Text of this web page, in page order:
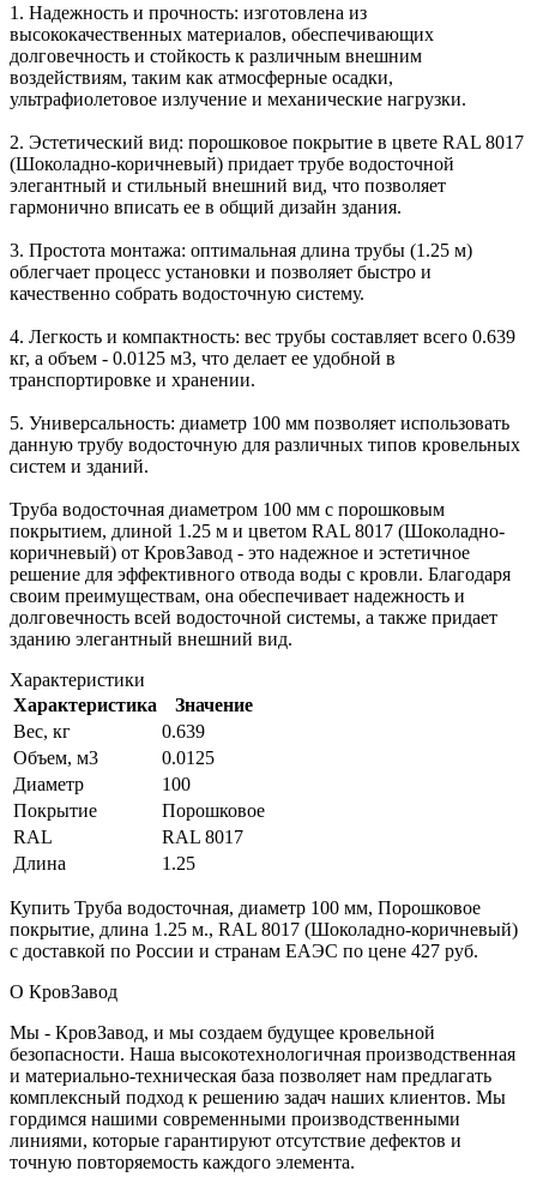
1. Надежность и прочность: изготовлена из
высококачественных материалов, обеспечивающих
долговечность и стойкость к различным внешним
воздействиям, таким как атмосферные осадки,
ультрафиолетовое излучение и механические нагрузки.
2. Эстетический вид: порошковое покрытие в цвете RAL 8017
(Шоколадно-коричневый) придает трубе водосточной
элегантный и стильный внешний вид, что позволяет
гармонично вписать ее в общий дизайн здания.
3. Простота монтажа: оптимальная длина трубы (1.25 м)
облегчает процесс установки и позволяет быстро и
качественно собрать водосточную систему.
4. Легкость и компактность: вес трубы составляет всего 0.639
кг, а объем - 0.0125 м3, что делает ее удобной в
транспортировке и хранении.
5. Универсальность: диаметр 100 мм позволяет использовать
данную трубу водосточную для различных типов кровельных
систем и зданий.
Труба водосточная диаметром 100 мм с порошковым
покрытием, длиной 1.25 м и цветом RAL 8017 (Шоколадно-
коричневый) от КровЗавод - это надежное и эстетичное
решение для эффективного отвода воды с кровли. Благодаря
своим преимуществам, она обеспечивает надежность и
долговечность всей водосточной системы, а также придает
зданию элегантный внешний вид.
Характеристики
Характеристика
Значение
Вес, кг
0.639
Объем, м3
0.0125
Диаметр
100
Покрытие
Порошковое
RAL
RAL 8017
Длина
1.25
Купить Труба водосточная, диаметр 100 мм, Порошковое
покрытие, длина 1.25 м., RAL 8017 (Шоколадно-коричневый)
с доставкой по России и странам ЕАЭС по цене 427 руб.
О КровЗавод
Мы - КровЗавод, и мы создаем будущее кровельной
безопасности. Наша высокотехнологичная производственная
и материально-техническая база позволяет нам предлагать
комплексный подход к решению задач наших клиентов. Мы
гордимся нашими современными производственными
линиями, которые гарантируют отсутствие дефектов и
точную повторяемость каждого элемента.